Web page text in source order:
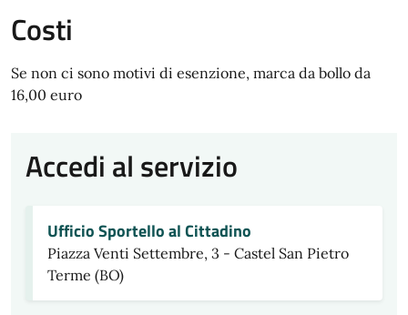
Costi
Se non ci sono motivi di esenzione, marca da bollo da
16,00 euro
Accedi al servizio
Ufficio Sportello al Cittadino
Piazza Venti Settembre, 3 - Castel San Pietro
Terme (BO)